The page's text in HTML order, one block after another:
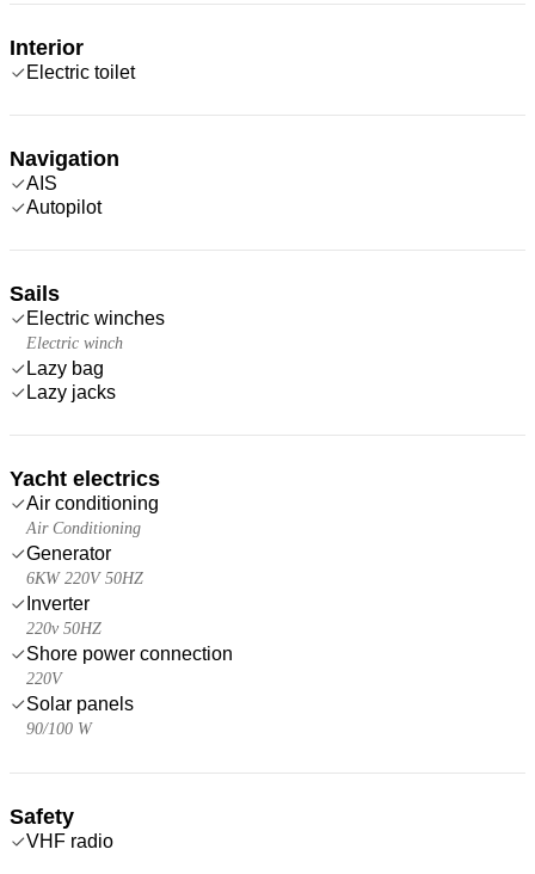
Interior
Electric toilet
Navigation
AIS
Autopilot
Sails
Electric winches
Electric winch
Lazy bag
Lazy jacks
Yacht electrics
Air conditioning
Air Conditioning
Generator
6KW 220V 50HZ
Inverter
220v 50HZ
Shore power connection
220V
Solar panels
90/100 W
Safety
VHF radio